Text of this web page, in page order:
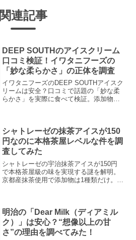
関連記事
DEEP SOUTHのアイスクリーム
口コミ検証！イワタニフーズの
「妙な柔らかさ」の正体を調査
イワタニフーズのDEEP SOUTHアイスク
リームは安全？口コミで話題の「妙な柔
らかさ」を実際に食べて検証。添加物と
シャトレーゼの抹茶アイスが150
円なのに本格茶屋レベルな件を調
査してみた
シャトレーゼの宇治抹茶アイスが150円
で本格茶屋級の味を実現する謎を解明。
京都産抹茶使用で添加物は1種類だけ。な
明治の「Dear Milk（ディアミル
ク）」は安心？“想像以上の甘
さ”の理由を調べてみた！